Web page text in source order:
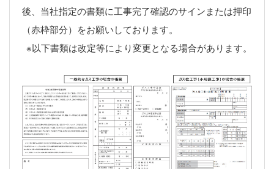
後、当社指定の書類に工事完了確認のサインまたは押印
（赤枠部分）をお願いしております。
※以下書類は改定等により変更となる場合があります。